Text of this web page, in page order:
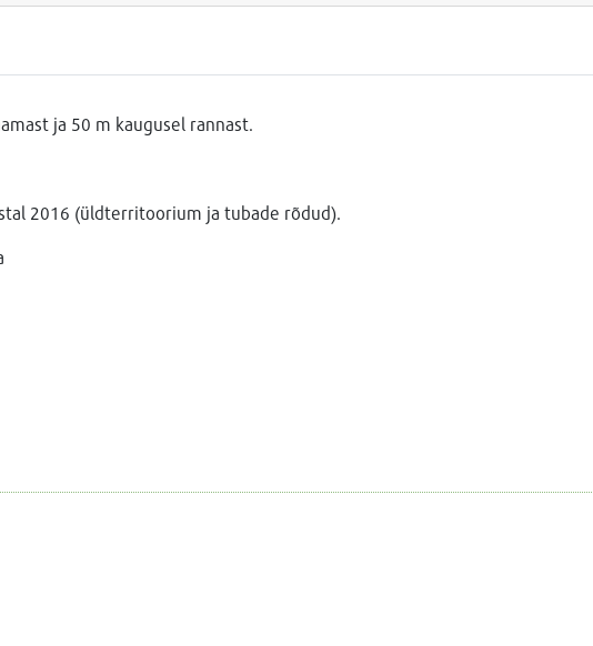
ja 50 m kaugusel rannast.
2016 (üldterritoorium ja tubade rõdud).